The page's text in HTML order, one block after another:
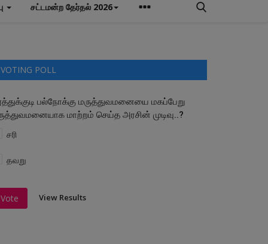
சட்டமன்ற தேர்தல் 2026
VOTING POLL
பல்நோக்கு மருத்துவமனையை மகப்பேறு
மாற்றம் செய்த அரசின் முடிவு..?
சரி
தவறு
Vote View Results